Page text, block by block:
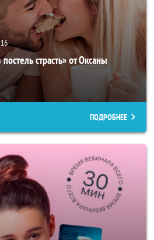
16
страсть» от Оксаны
ПОДРОБНЕЕ